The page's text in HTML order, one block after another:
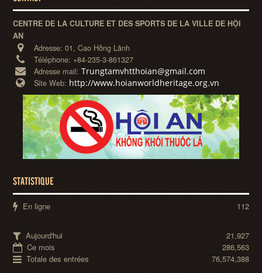
CENTRE DE LA CULTURE ET DES SPORTS DE LA VILLE DE HỘI
AN
Adresse:01, Cao Hồng Lãnh
Téléphone:+84-235-3-861327
Adresse mail:Trungtamvhtthoian@gmail.com
Site Web: http://www.hoianworldheritage.org.vn
STATISTIQUE
En ligne 112
Aujourd'hui
21,927
Ce mois
286,563
Totale des entrées
76,574,388